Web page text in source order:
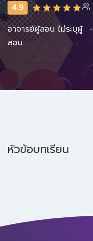
4.9
อาจารย์ผู้สอน ไม่ระบุผู้
สอน
·
หัวข้อบทเรียน